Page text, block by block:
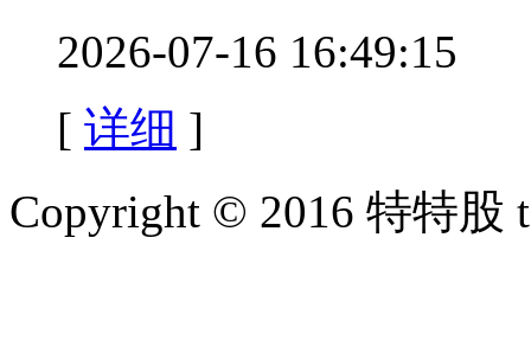
2026-07-16 16:49:15
[ 详细 ]
Copyright © 2016 特特股